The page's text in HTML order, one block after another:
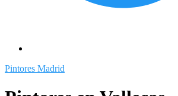
Pintores Madrid